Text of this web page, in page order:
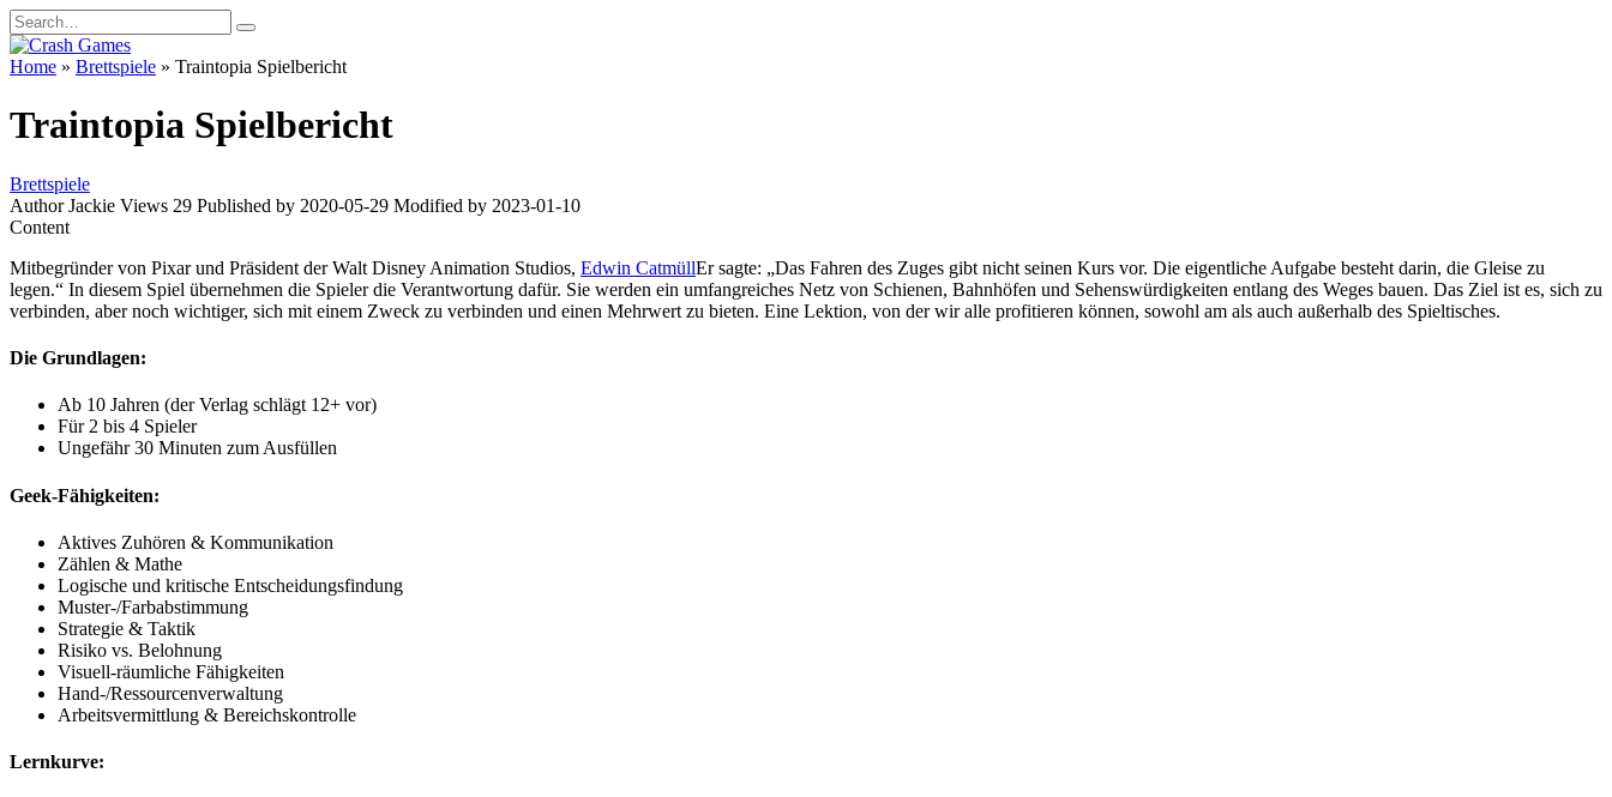
Skip
to
content
Search
for:
Home » Brettspiele » Traintopia Spielbericht
Traintopia Spielbericht
Brettspiele
Author Jackie Views 29 Published by 2020-05-29 Modified by 2023-01-10
Content
Mitbegründer von Pixar und Präsident der Walt Disney Animation Studios, Edwin CatmüllEr sagte: „Das Fahren des Zuges gibt nicht seinen Kurs vor. Die eigentliche Aufgabe besteht darin, die Gleise zu
legen.“ In diesem Spiel übernehmen die Spieler die Verantwortung dafür. Sie werden ein umfangreiches Netz von Schienen, Bahnhöfen und Sehenswürdigkeiten entlang des Weges bauen. Das Ziel ist es, sich zu
verbinden, aber noch wichtiger, sich mit einem Zweck zu verbinden und einen Mehrwert zu bieten. Eine Lektion, von der wir alle profitieren können, sowohl am als auch außerhalb des Spieltisches.
Die Grundlagen:
Ab 10 Jahren (der Verlag schlägt 12+ vor)
Für 2 bis 4 Spieler
Ungefähr 30 Minuten zum Ausfüllen
Geek-Fähigkeiten:
Aktives Zuhören & Kommunikation
Zählen & Mathe
Logische und kritische Entscheidungsfindung
Muster-/Farbabstimmung
Strategie & Taktik
Risiko vs. Belohnung
Visuell-räumliche Fähigkeiten
Hand-/Ressourcenverwaltung
Arbeitsvermittlung & Bereichskontrolle
Lernkurve: